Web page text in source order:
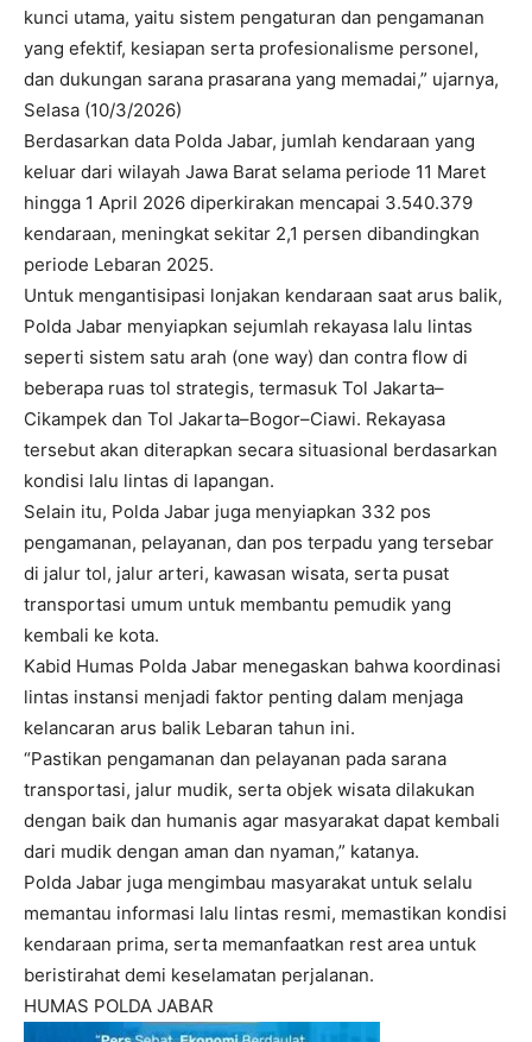
kunci utama, yaitu sistem pengaturan dan pengamanan
yang efektif, kesiapan serta profesionalisme personel,
dan dukungan sarana prasarana yang memadai,” ujarnya,
Selasa (10/3/2026)
Berdasarkan data Polda Jabar, jumlah kendaraan yang
keluar dari wilayah Jawa Barat selama periode 11 Maret
hingga 1 April 2026 diperkirakan mencapai 3.540.379
kendaraan, meningkat sekitar 2,1 persen dibandingkan
periode Lebaran 2025.
Untuk mengantisipasi lonjakan kendaraan saat arus balik,
Polda Jabar menyiapkan sejumlah rekayasa lalu lintas
seperti sistem satu arah (one way) dan contra flow di
beberapa ruas tol strategis, termasuk Tol Jakarta–
Cikampek dan Tol Jakarta–Bogor–Ciawi. Rekayasa
tersebut akan diterapkan secara situasional berdasarkan
kondisi lalu lintas di lapangan.
Selain itu, Polda Jabar juga menyiapkan 332 pos
pengamanan, pelayanan, dan pos terpadu yang tersebar
di jalur tol, jalur arteri, kawasan wisata, serta pusat
transportasi umum untuk membantu pemudik yang
kembali ke kota.
Kabid Humas Polda Jabar menegaskan bahwa koordinasi
lintas instansi menjadi faktor penting dalam menjaga
kelancaran arus balik Lebaran tahun ini.
“Pastikan pengamanan dan pelayanan pada sarana
transportasi, jalur mudik, serta objek wisata dilakukan
dengan baik dan humanis agar masyarakat dapat kembali
dari mudik dengan aman dan nyaman,” katanya.
Polda Jabar juga mengimbau masyarakat untuk selalu
memantau informasi lalu lintas resmi, memastikan kondisi
kendaraan prima, serta memanfaatkan rest area untuk
beristirahat demi keselamatan perjalanan.
HUMAS POLDA JABAR